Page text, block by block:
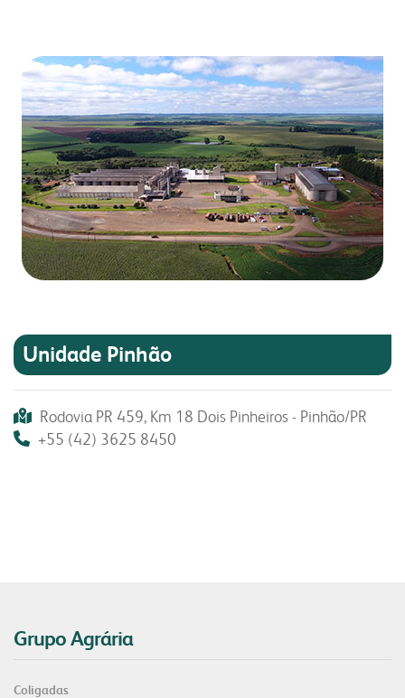
Unidade Pinhão
Rodovia PR 459, Km 18 Dois Pinheiros - Pinhão/PR
+55 (42) 3625 8450
Grupo Agrária
Coligadas